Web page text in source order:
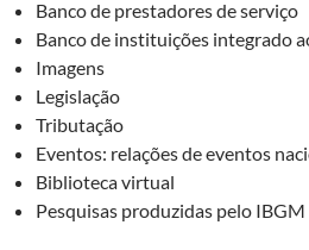
Banco de prestadores de serviço
Banco de instituições integrado
Imagens
Legislação
Tributação
Eventos: relações de eventos
Biblioteca virtual
Pesquisas produzidas pelo IBGM